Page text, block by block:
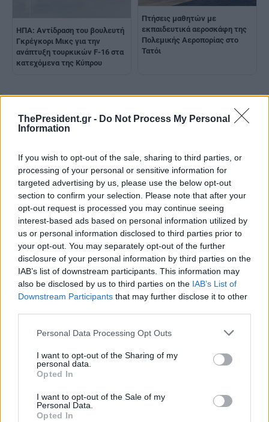
ThePresident.gr - Do Not Process My Personal
Information
If you wish to opt-out of the sale, sharing to third parties, or
processing of your personal or sensitive information for
targeted advertising by us, please use the below opt-out
section to confirm your selection. Please note that after your
opt-out request is processed you may continue seeing
interest-based ads based on personal information utilized by
us or personal information disclosed to third parties prior to
your opt-out. You may separately opt-out of the further
disclosure of your personal information by third parties on the
IAB’s list of downstream participants. This information may
also be disclosed by us to third parties on the IAB’s List of
Downstream Participants that may further disclose it to other
Personal Data Processing Opt Outs
I want to opt-out of the Sharing of my
personal data.
Opted In
I want to opt-out of the Sale of my
Personal Data.
Opted In
ΗΠΑ: Αντίδραση του βουλευτή
Γκρέγκορι Μικς για την
ανάπτυξη τουρκικών F-16 στα
κατεχόμενα της Κύπρου
Πτήσεις μαθητών με
εκπαιδευτικά αεροσκάφη της
Πολεμικής Αεροπορίας στο
Τατόι